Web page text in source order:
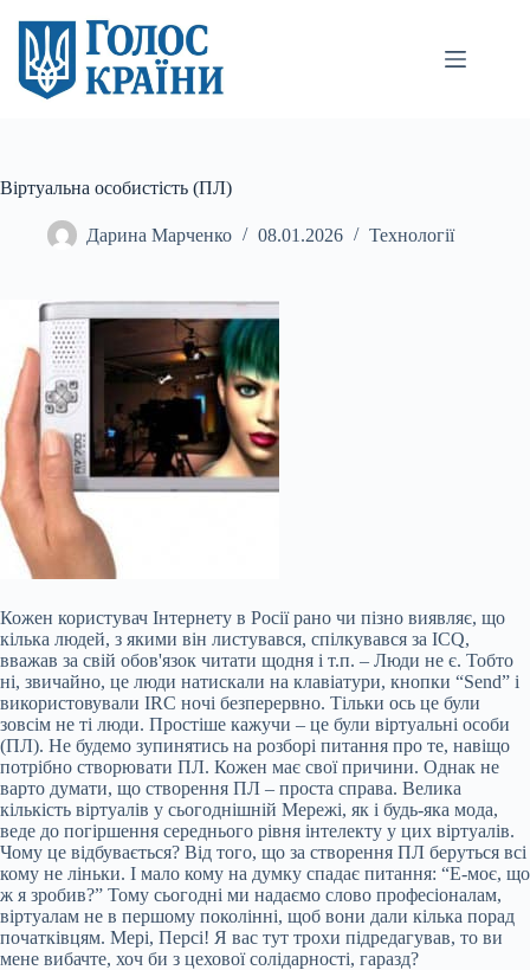
вмісту
Віртуальна особистість (ПЛ)
Дарина Марченко 08.01.2026 Технології
Кожен користувач Інтернету в Росії рано чи пізно виявляє, що
кілька людей, з якими він листувався, спілкувався за ICQ,
вважав за свій обов'язок читати щодня і т.п. – Люди не є. Тобто
ні, звичайно, це люди натискали на клавіатури, кнопки “Send” і
використовували IRC ночі безперервно. Тільки ось це були
зовсім не ті люди. Простіше кажучи – це були віртуальні особи
(ПЛ). Не будемо зупинятись на розборі питання про те, навіщо
потрібно створювати ПЛ. Кожен має свої причини. Однак не
варто думати, що створення ПЛ – проста справа. Велика
кількість віртуалів у сьогоднішній Мережі, як і будь-яка мода,
веде до погіршення середнього рівня інтелекту у цих віртуалів.
Чому це відбувається? Від того, що за створення ПЛ беруться всі
кому не ліньки. І мало кому на думку спадає питання: “Е-моє, що
ж я зробив?” Тому сьогодні ми надаємо слово професіоналам,
віртуалам не в першому поколінні, щоб вони дали кілька порад
початківцям. Мері, Персі! Я вас тут трохи підредагував, то ви
мене вибачте, хоч би з цехової солідарності, гаразд?